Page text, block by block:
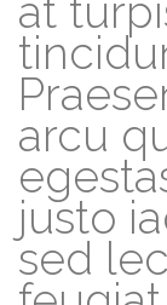
at
arcu
justo
sed